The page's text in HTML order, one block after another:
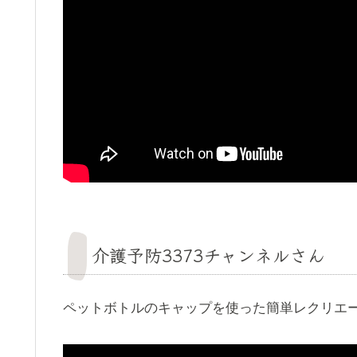
介護予防3373チャンネルさん
ペットボトルのキャップを使った簡単レクリエ